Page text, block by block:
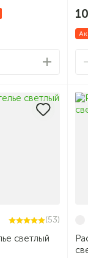
(53)
светлый